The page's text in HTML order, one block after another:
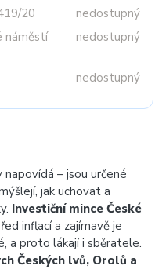
20
nedostupný
náměstí
nedostupný
nedostupný
napovídá – jsou určené
jak uchovat a
Investiční mince České
inflací a zajímavě je
a proto lákají i sběratele.
Českých lvů, Orolů a